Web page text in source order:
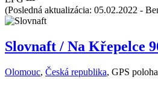
(Posledná aktualizácia: 05.02.2022 -
Slovnaft / Na Křepelce
Olomouc, Česká republika, GPS